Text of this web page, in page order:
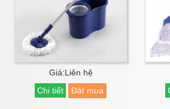
Giá:Liên hệ
Chi tiết
Đặt mua